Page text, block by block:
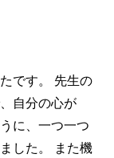
です。 先生の
自分の心が
に、一つ一つ
した。 また機